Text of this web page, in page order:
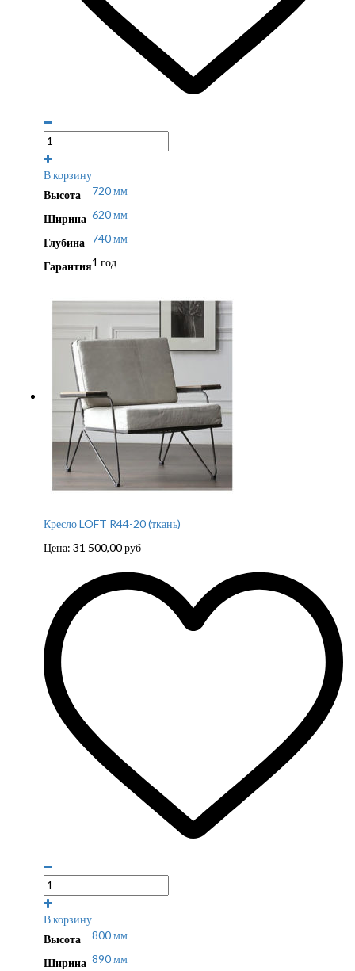
В корзину
Высота
720 мм
Ширина 620 мм
Глубина 740 мм
Гарантия1 год
Кресло LOFT R44-20 (ткань)
Цена: 31 500,00руб
В корзину
Высота
800 мм
Ширина 890 мм